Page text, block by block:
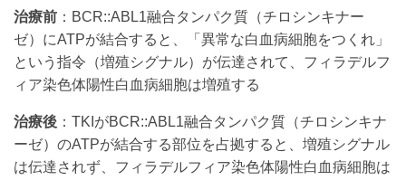
治療前 ：BCR::ABL1融合タンパク質（チロシンキナー
ゼ）にATPが結合すると、「異常な白血病細胞をつくれ」
という指令（増殖シグナル）が伝達されて、フィラデルフ
ィア染色体陽性白血病細胞は増殖する
治療後 ：TKIがBCR::ABL1融合タンパク質（チロシンキナ
ーゼ）のATPが結合する部位を占拠すると、増殖シグナル
は伝達されず、フィラデルフィア染色体陽性白血病細胞は